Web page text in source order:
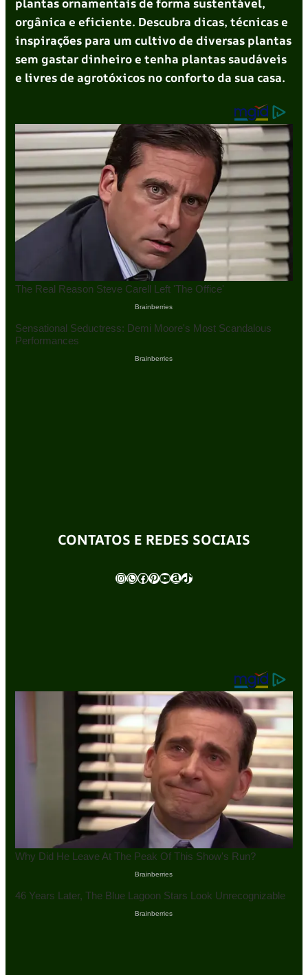
orgânica e eficiente. Descubra dicas, técnicas e
inspirações para um cultivo de diversas plantas
sem gastar dinheiro e tenha plantas saudáveis
e livres de agrotóxicos no conforto da sua casa.
CONTATOS E REDES SOCIAIS
InstagramWhatsApp Facebook Pinterest Youtube Amazon TikTok